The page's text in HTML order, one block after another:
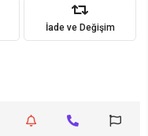
İade ve Değişim